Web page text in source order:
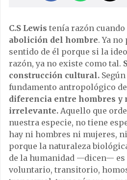
C.S Lewis tenía razón cuando
abolición del hombre. Ya
sentido de él porque si la
razón, ya no existe como tal.
construcción cultural.
fundamento antropológico
diferencia entre hombres y
irrelevante. Aquello que
nuestra especie, no tiene
hay ni hombres ni mujeres,
porque la naturaleza
de la humanidad —dicen—
voluntario, transitorio,